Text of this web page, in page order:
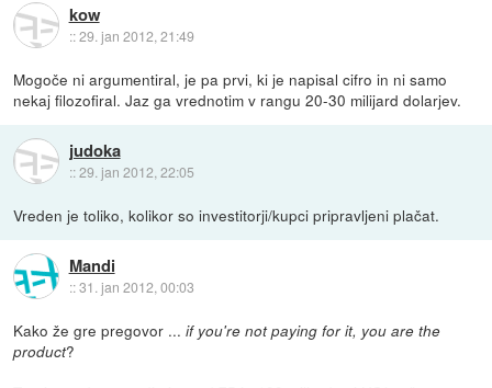
kow
::29. jan 2012, 21:49
Mogoče ni argumentiral, je pa prvi, ki je napisal cifro in ni samo
nekaj filozofiral. Jaz ga vrednotim v rangu 20-30 milijard dolarjev.
judoka
::29. jan 2012, 22:05
Vreden je toliko, kolikor so investitorji/kupci pripravljeni plačat.
Mandi
::31. jan 2012, 00:03
Kako že gre pregovor ...if you're not paying for it, you are the
product?